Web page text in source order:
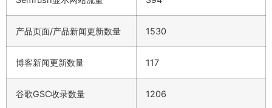
产品页面/产品新闻更新数量 1530
博客新闻更新数量 117
谷歌GSC收录数量 1206